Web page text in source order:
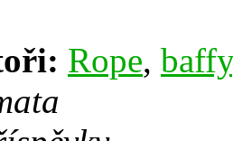
Rope, baffy